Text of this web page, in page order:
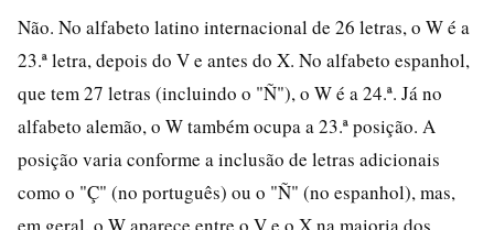
Não. No alfabeto latino internacional de 26 letras, o W é a
23.ª letra, depois do V e antes do X. No alfabeto espanhol,
que tem 27 letras (incluindo o "Ñ"), o W é a 24.ª. Já no
alfabeto alemão, o W também ocupa a 23.ª posição. A
posição varia conforme a inclusão de letras adicionais
como o "Ç" (no português) ou o "Ñ" (no espanhol), mas,
em geral, o W aparece entre o V e o X na maioria dos